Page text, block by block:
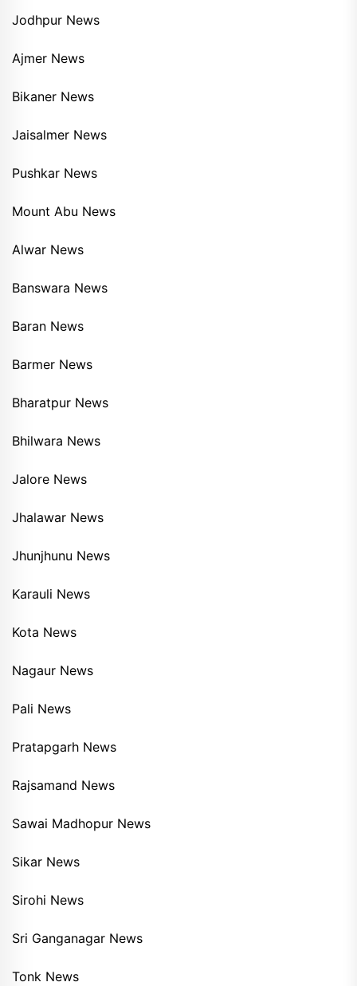
Jodhpur News
Ajmer News
Bikaner News
Jaisalmer News
Pushkar News
Mount Abu News
Alwar News
Banswara News
Baran News
Barmer News
Bharatpur News
Bhilwara News
Jalore News
Jhalawar News
Jhunjhunu News
Karauli News
Kota News
Nagaur News
Pali News
Pratapgarh News
Rajsamand News
Sawai Madhopur News
Sikar News
Sirohi News
Sri Ganganagar News
Tonk News